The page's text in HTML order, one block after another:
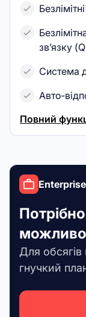
зв’язку
Система
Авто-
Повний
Enterprise
Для обсягів
гнучкий